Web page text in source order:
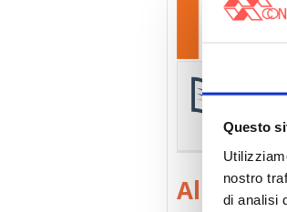
Questo
nostro
di analisi